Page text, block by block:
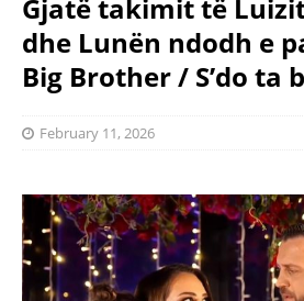
Gjatë takimit të
dhe Lunën ndodh e
Big Brother / S’do ta
February 11, 2026